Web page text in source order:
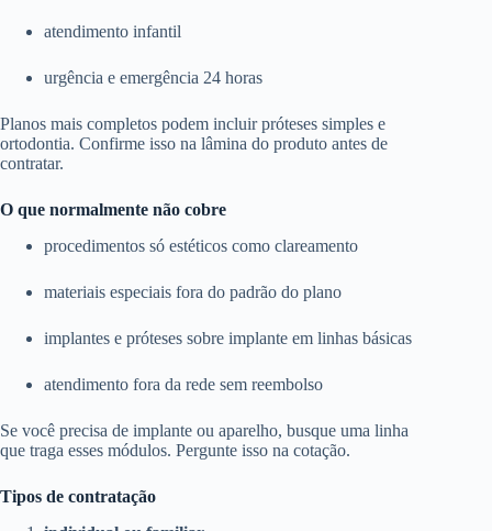
atendimento infantil
urgência e emergência 24 horas
Planos mais completos podem incluir próteses simples e
ortodontia. Confirme isso na lâmina do produto antes de
contratar.
O que normalmente não cobre
procedimentos só estéticos como clareamento
materiais especiais fora do padrão do plano
implantes e próteses sobre implante em linhas básicas
atendimento fora da rede sem reembolso
Se você precisa de implante ou aparelho, busque uma linha
que traga esses módulos. Pergunte isso na cotação.
Tipos de contratação